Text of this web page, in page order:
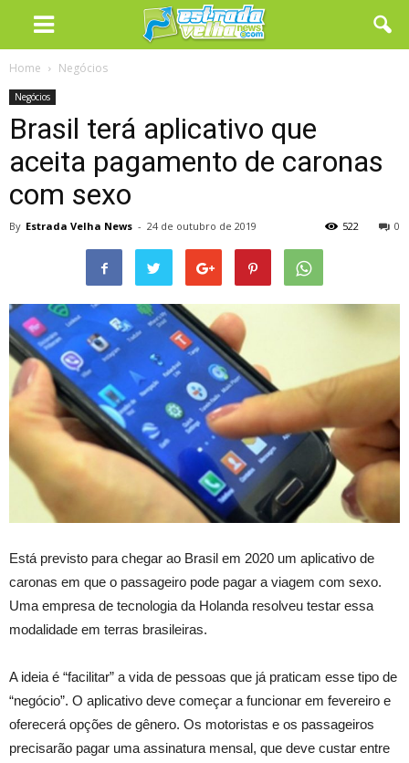
Home Negócios
Negócios
Brasil terá aplicativo que
aceita pagamento de caronas
com sexo
By Estrada Velha News - 24 de outubro de 2019 0
522
Está previsto para chegar ao Brasil em 2020 um aplicativo de
caronas em que o passageiro pode pagar a viagem com sexo.
Uma empresa de tecnologia da Holanda resolveu testar essa
modalidade em terras brasileiras.
A ideia é “facilitar” a vida de pessoas que já praticam esse tipo de
“negócio”. O aplicativo deve começar a funcionar em fevereiro e
oferecerá opções de gênero. Os motoristas e os passageiros
precisarão pagar uma assinatura mensal, que deve custar entre